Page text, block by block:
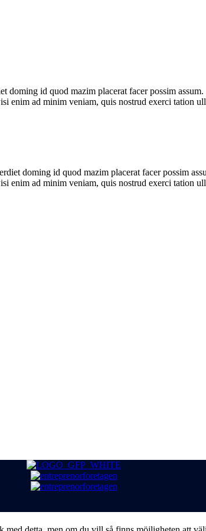
id quod mazim placerat facer possim
enim ad minim veniam, quis nostrud exerci tation
doming id quod mazim placerat facer possim
enim ad minim veniam, quis nostrud exerci tation